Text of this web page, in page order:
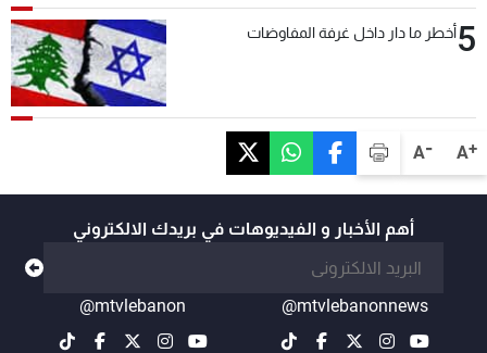
A+
A-
5أخطر ما دار داخل غرفة المفاوضات
أهم الأخبار و الفيديوهات في بريدك الالكتروني
@mtvlebanonnews
@mtvlebanon